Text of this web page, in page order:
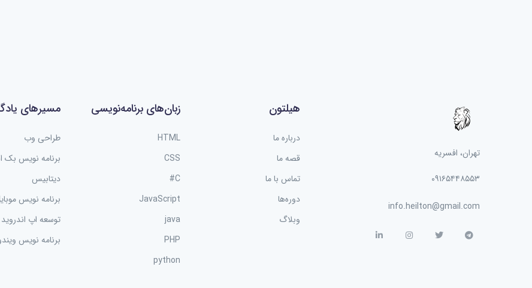
تهران، افسریه
۰۹۱۶۵۴۴۸۵۵۳
info.heilton@gmail.com
هیلتون
درباره ما
قصه ما
تماس با ما
دوره‌ها
وبلاگ
زبان‌های برنامه‌نویسی
HTML
CSS
C#
JavaScript
java
PHP
python
مسیرهای
طراحی وب
برنامه نویس بک
دیتابیس
برنامه نویس
توسعه اپ اندروید
برنامه نویس